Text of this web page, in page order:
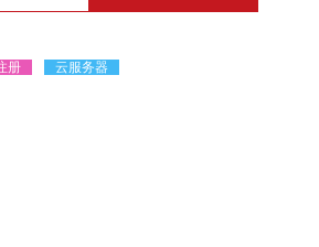
册 云服务器